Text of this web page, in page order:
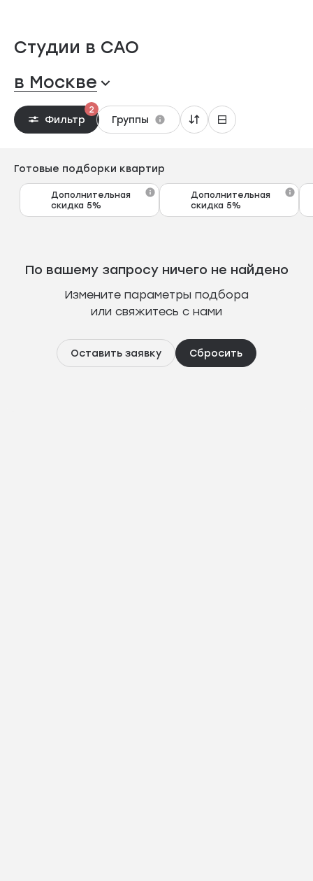
Студии в САО
в Москве
Фильтр
2
Группы
Готовые подборки квартир
Дополнительная
скидка 5%
Дополнительная
скидка 5%
По вашему запросу ничего не найдено
Измените параметры подбора
или свяжитесь с нами
Оставить заявку Сбросить